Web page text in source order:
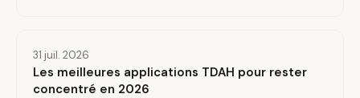
31 juil. 2026
Les meilleures applications TDAH pour rester
concentré en 2026